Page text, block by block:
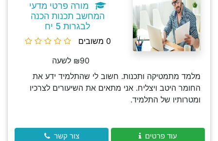
מורה פרטי מדעי
המחשב תכנות הכנה
לבגרות 5 יח
0 משובים
₪90 לשעה
מלמד מתמטיקה ותכנות. חשוב לי שהתלמיד ידע את
החומר היטב ויצליח. אני מתאים את השיעורים לצרכיו
ומטרותיו של התלמיד.
עוד פרטים צור קשר